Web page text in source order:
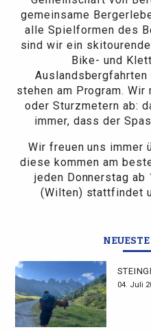
gemeinsame
alle Spielformen des
sind wir ein
Bike- und
stehen am Program. Wir
oder Sturzmetern ab:
immer, dass der
Wir freuen uns immer
diese kommen am
jeden Donnerstag ab
(Wilten) stattfindet
04. Juli